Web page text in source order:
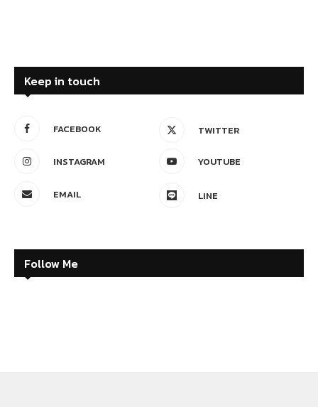
Keep in touch
FACEBOOK TWITTER
INSTAGRAM YOUTUBE
EMAIL LINE
Follow Me